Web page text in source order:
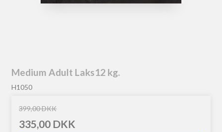
Medium Adult Laks12 kg.
H1050
399,00 DKK
335,00 DKK